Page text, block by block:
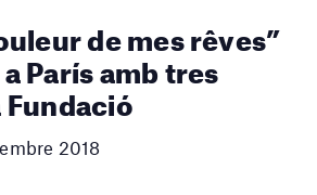
de mes rêves”
París amb tres
2018